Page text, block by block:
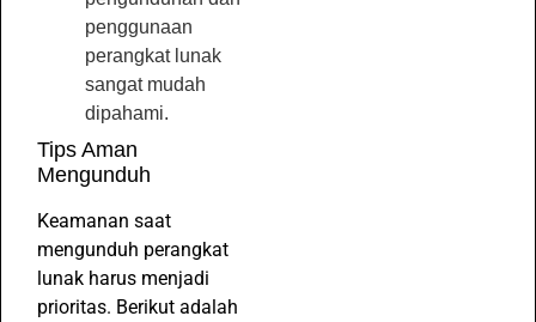
penggunaan
perangkat lunak
sangat mudah
dipahami.
Tips Aman
Mengunduh
Keamanan saat
mengunduh perangkat
lunak harus menjadi
prioritas. Berikut adalah